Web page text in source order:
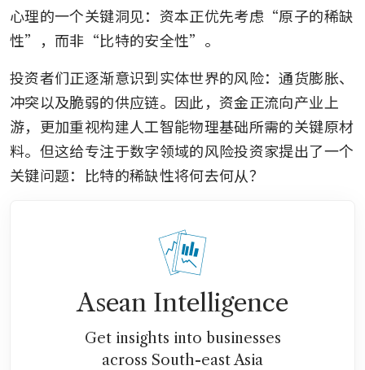
心理的一个关键洞见：资本正优先考虑“原子的稀缺
性”，而非“比特的安全性”。
投资者们正逐渐意识到实体世界的风险：通货膨胀、
冲突以及脆弱的供应链。因此，资金正流向产业上
游，更加重视构建人工智能物理基础所需的关键原材
料。但这给专注于数字领域的风险投资家提出了一个
关键问题：比特的稀缺性将何去何从？
Asean Intelligence
Get insights into businesses
across South-east Asia